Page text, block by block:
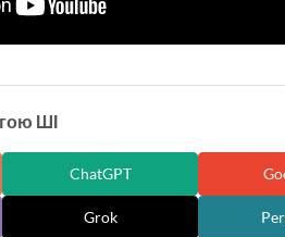
ШІ
ChatGPT
Grok